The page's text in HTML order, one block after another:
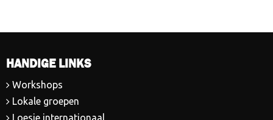
HANDIGE LINKS
Workshops
Lokale groepen
Loesje internationaal